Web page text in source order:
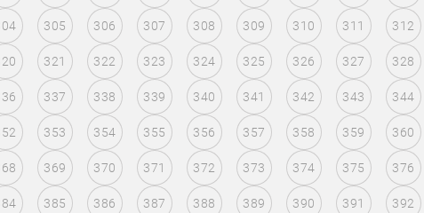
305 306 307 308 309 310 311 312
321 322 323 324 325 326 327 328
337 338 339 340 341 342 343 344
353 354 355 356 357 358 359 360
369 370 371 372 373 374 375 376
385 386 387 388 389 390 391 392